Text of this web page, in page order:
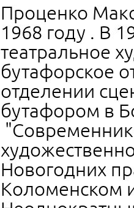
Проценко
1968 году . В
театральное
бутафорское
отделении
бутафором в
Новогодних
Коломенском